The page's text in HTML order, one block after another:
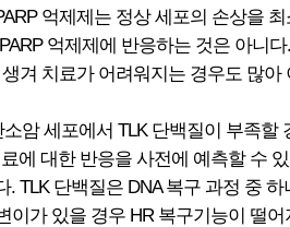
억제제는 정상 세포의 손상을
억제제에 반응하는 것은 아니
겨 치료가 어려워지는 경우도 많
암 세포에서 TLK 단백질이 부족
에 대한 반응을 사전에 예측할 수
TLK 단백질은 DNA 복구 과정 중
가 있을 경우 HR 복구기능이 떨